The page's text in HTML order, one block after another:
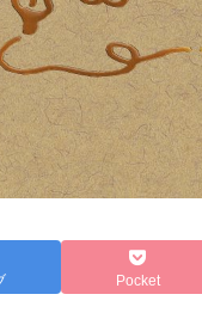
Pocket